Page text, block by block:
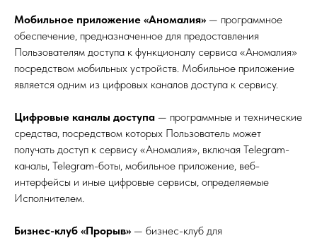
Мобильное приложение «Аномалия» — программное
обеспечение, предназначенное для предоставления
Пользователям доступа к функционалу сервиса «Аномалия»
посредством мобильных устройств. Мобильное приложение
является одним из цифровых каналов доступа к сервису.
Цифровые каналы доступа — программные и технические
средства, посредством которых Пользователь может
получать доступ к сервису «Аномалия», включая Telegram-
каналы, Telegram-боты, мобильное приложение, веб-
интерфейсы и иные цифровые сервисы, определяемые
Исполнителем.
Бизнес-клуб «Прорыв» — бизнес-клуб для